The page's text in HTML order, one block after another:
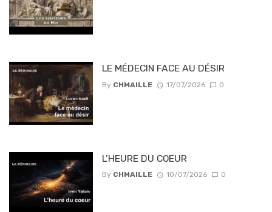
LE MÉDECIN FACE AU DÉSIR
By CHMAILLE 17/07/2026 0
L’HEURE DU COEUR
By CHMAILLE 10/07/2026 0